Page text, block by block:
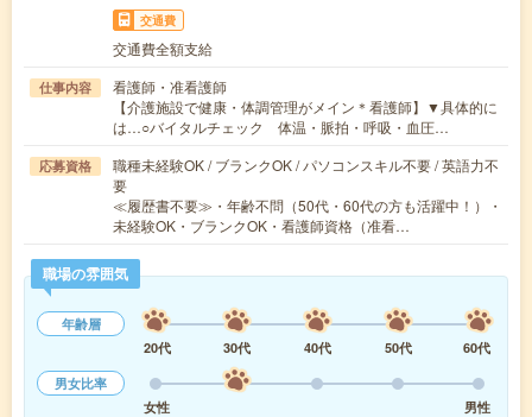
交通費
交通費全額支給
仕事内容
看護師・准看護師
【介護施設で健康・体調管理がメイン＊看護師】▼具体的に
は…○バイタルチェック 体温・脈拍・呼吸・血圧…
応募資格
職種未経験OK / ブランクOK / パソコンスキル不要 / 英語力不
要
≪履歴書不要≫・年齢不問（50代・60代の方も活躍中！）・
未経験OK・ブランクOK・看護師資格（准看…
職場の雰囲気
年齢層
20代
30代 40代 50代
60代
男女比率
女性
男性